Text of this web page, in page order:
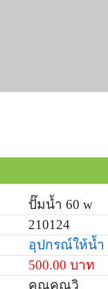
ปั๊มน้ำ 60 w
210124
อุปกรณ์ให้น้ำ
500.00 บาท
คุณคุณวิ